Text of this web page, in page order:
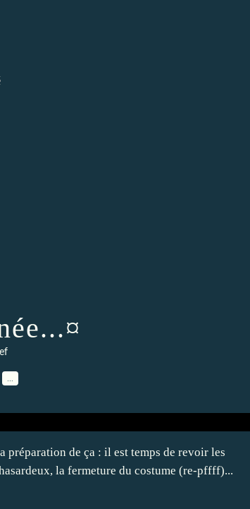
préparation de ça : il est temps de revoir les
la fermeture du costume (re-pffff)...